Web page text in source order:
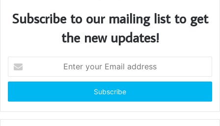
Subscribe to our mailing list to get
the new updates!
t
r
y